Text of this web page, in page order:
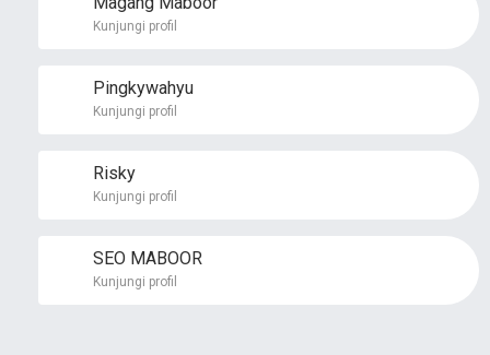
Kunjungi profil
Pingkywahyu
Kunjungi profil
Risky
Kunjungi profil
SEO MABOOR
Kunjungi profil